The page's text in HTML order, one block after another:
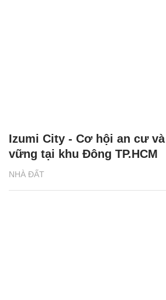
NHÀ ĐẤT
Izumi City - Cơ hội an cư
vững tại khu Đông TP.HCM